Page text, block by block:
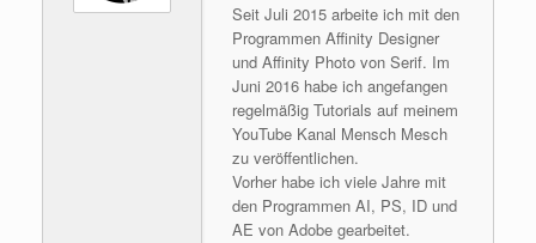
Seit Juli 2015 arbeite ich mit den
Programmen Affinity Designer
und Affinity Photo von Serif. Im
Juni 2016 habe ich angefangen
regelmäßig Tutorials auf meinem
YouTube Kanal Mensch Mesch
zu veröffentlichen.
Vorher habe ich viele Jahre mit
den Programmen AI, PS, ID und
AE von Adobe gearbeitet.